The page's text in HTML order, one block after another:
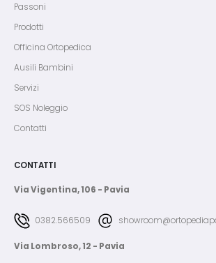
Passoni
Prodotti
Officina Ortopedica
Ausili Bambini
Servizi
SOS Noleggio
Contatti
CONTATTI
Via Vigentina, 106 - Pavia
0382.566509
Via Lombroso, 12 - Pavia